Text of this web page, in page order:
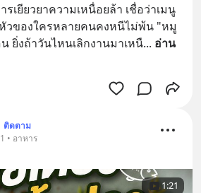
รเยียวยาความเหนื่อยล้า เชื่อว่าเมนู
วของใครหลายคนคงหนีไม่พ้น "หมู
ยิ่งถ้าวันไหนเลิกงานมาเหนื... อ่าน
ติดตาม
• อาหาร
1:21